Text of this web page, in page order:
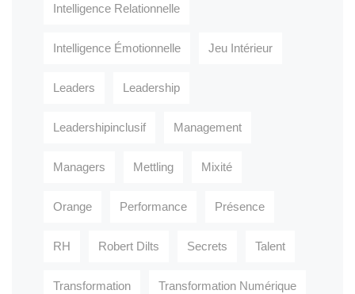
Intelligence Relationnelle
Intelligence Émotionnelle Jeu Intérieur
Leaders Leadership
Leadershipinclusif Management
Managers Mettling Mixité
Orange Performance Présence
RH Robert Dilts Secrets Talent
Transformation Transformation Numérique